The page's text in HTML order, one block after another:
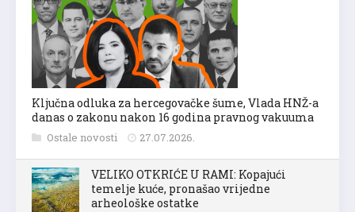
Ključna odluka za hercegovačke šume, Vlada HNŽ-a
danas o zakonu nakon 16 godina pravnog vakuuma
Ostale novosti 27.07.2026.
VELIKO OTKRIĆE U RAMI: Kopajući
temelje kuće, pronašao vrijedne
arheološke ostatke